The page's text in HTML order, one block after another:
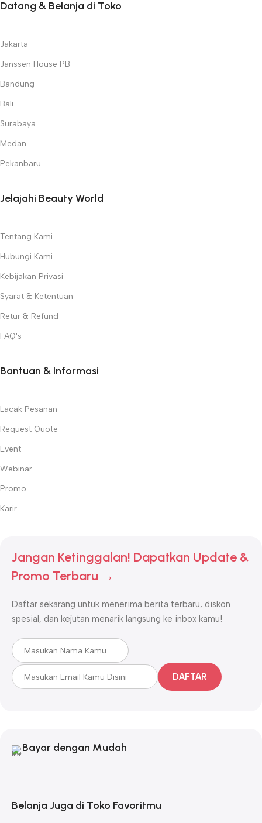
Datang & Belanja di Toko
Jakarta
Janssen House PB
Bandung
Bali
Surabaya
Medan
Pekanbaru
Jelajahi Beauty World
Tentang Kami
Hubungi Kami
Kebijakan Privasi
Syarat & Ketentuan
Retur & Refund
FAQ's
Bantuan & Informasi
Lacak Pesanan
Request Quote
Event
Webinar
Promo
Karir
Jangan Ketinggalan! Dapatkan Update &
Promo Terbaru →
Daftar sekarang untuk menerima berita terbaru, diskon
spesial, dan kejutan menarik langsung ke inbox kamu!
DAFTAR
Bayar dengan Mudah
Belanja Juga di Toko Favoritmu